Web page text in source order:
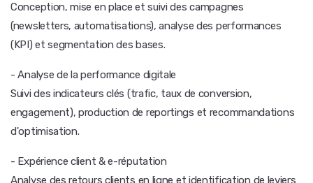
Conception, mise en place et suivi des campagnes
(newsletters, automatisations), analyse des performances
(KPI) et segmentation des bases.
- Analyse de la performance digitale
Suivi des indicateurs clés (trafic, taux de conversion,
engagement), production de reportings et recommandations
d'optimisation.
- Expérience client & e-réputation
Analyse des retours clients en ligne et identification de leviers